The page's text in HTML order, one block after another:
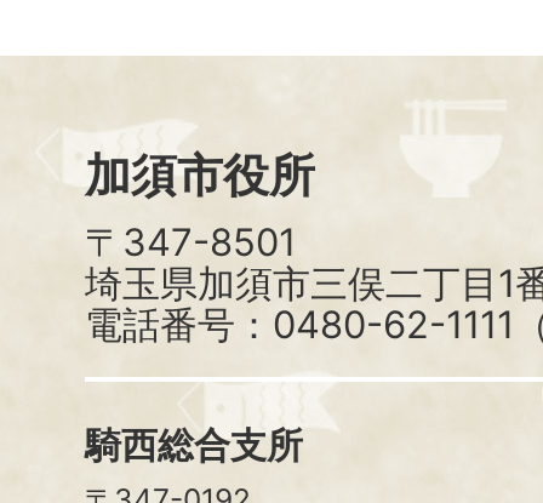
加須市役所
〒347-8501
埼玉県加須市三俣二丁目1
電話番号：0480-62-1111
騎西総合支所